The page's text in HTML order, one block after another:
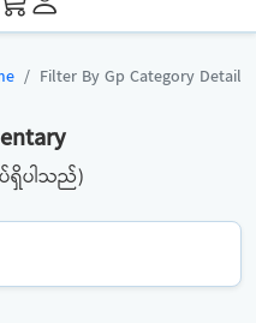
Filter By Gp Category Detail
ရှိပါသည်)